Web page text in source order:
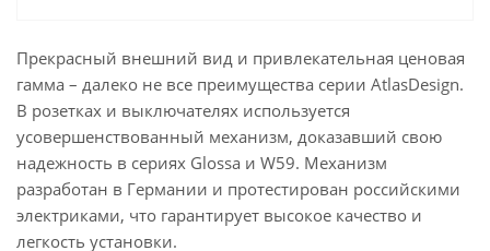
Прекрасный внешний вид и привлекательная ценовая
гамма – далеко не все преимущества серии AtlasDesign.
В розетках и выключателях используется
усовершенствованный механизм, доказавший свою
надежность в сериях Glossa и W59. Механизм
разработан в Германии и протестирован российскими
электриками, что гарантирует высокое качество и
легкость установки.